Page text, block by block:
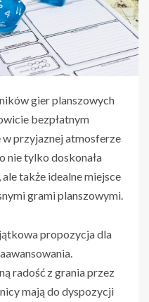
gier planszowych
bezpłatnym
przyjaznej atmosferze
nie tylko doskonała
także idealne miejsce
grami planszowymi.
propozycja dla
radość z grania przez
mają do dyspozycji